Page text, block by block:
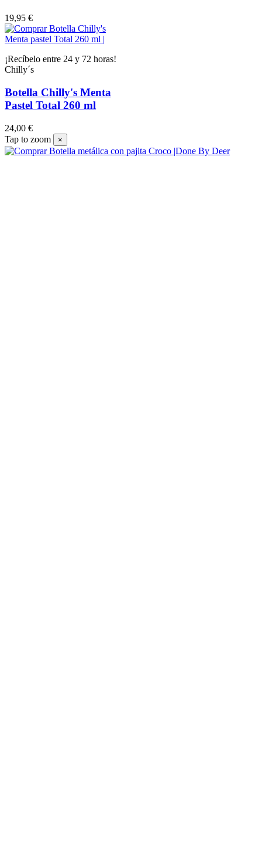
19,95 €
¡Recíbelo entre 24 y 72 horas!
Chilly´s
Botella Chilly's Menta
Pastel Total 260 ml
24,00 €
Tap to zoom
×